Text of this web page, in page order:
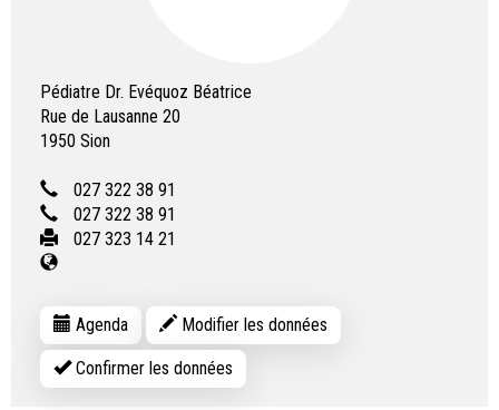
Pédiatre Dr. Evéquoz Béatrice
Rue de Lausanne 20
1950 Sion
027 322 38 91
027 322 38 91
027 323 14 21
Agenda Modifier les données
Confirmer les données